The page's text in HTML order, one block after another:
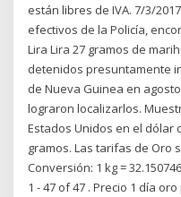
están libres de IVA. 7/3/
efectivos de la Policía,
Lira Lira 27 gramos de
detenidos presuntamente
de Nueva Guinea en
lograron localizarlos.
Estados Unidos en el dólar
gramos. Las tarifas de Oro
Conversión: 1 kg =
1 - 47 of 47 . Precio 1 día